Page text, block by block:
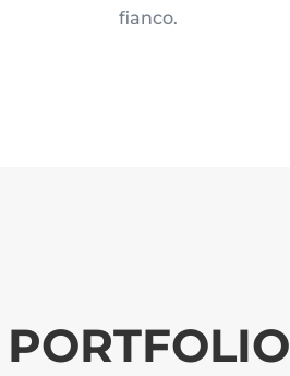
fianco.
PORTFOLIO